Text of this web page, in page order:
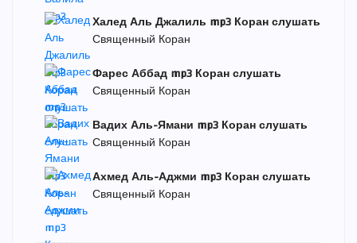
Халед Аль Джалиль mp3 Коран слушать
Священный Коран
Фарес Аббад mp3 Коран слушать
Священный Коран
Вадих Аль-Ямани mp3 Коран слушать
Священный Коран
Ахмед Аль-Аджми mp3 Коран слушать
Священный Коран